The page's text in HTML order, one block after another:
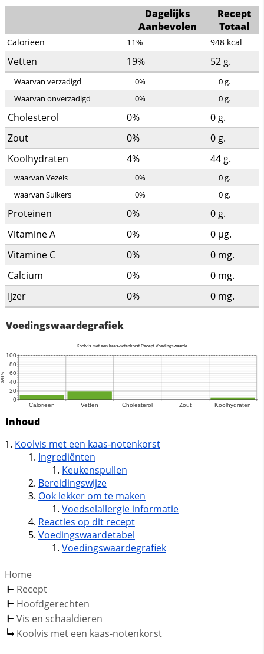
Dagelijks
Aanbevolen
Recept
Totaal
Calorieën 11% 948 kcal
Vetten 19% 52 g.
Waarvan verzadigd 0% 0g.
Waarvan onverzadigd
0% 0g.
Cholesterol 0% 0 g.
Zout
0% 0 g.
Koolhydraten
4% 44 g.
waarvan Vezels 0% 0g.
waarvan Suikers
0% 0g.
Proteinen 0% 0 g.
Vitamine A
0% 0 µg.
Vitamine C
0% 0 mg.
Calcium
0% 0 mg.
Ijzer
0% 0 mg.
Voedingswaardegrafiek
Inhoud
Koolvis met een kaas-notenkorst
Ingrediënten
Keukenspullen
Bereidingswijze
Ook lekker om te maken
Voedselallergie informatie
Reacties op dit recept
Voedingswaardetabel
Voedingswaardegrafiek
Home
Recept
Hoofdgerechten
Vis en schaaldieren
Koolvis met een kaas-notenkorst